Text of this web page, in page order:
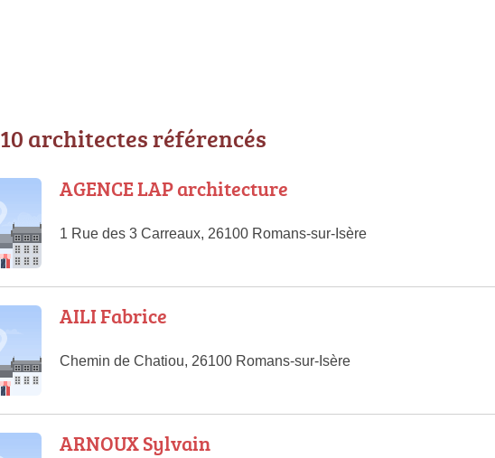
10 architectes référencés
AGENCE LAP architecture
1 Rue des 3 Carreaux, 26100 Romans-sur-Isère
AILI Fabrice
Chemin de Chatiou, 26100 Romans-sur-Isère
ARNOUX Sylvain